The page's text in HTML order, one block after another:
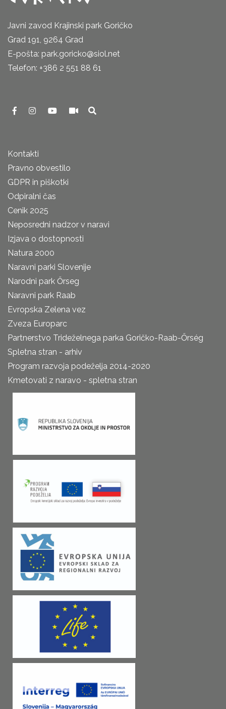
Javni zavod Krajinski park Goričko
Grad 191, 9264 Grad
E-pošta: park.goricko@siol.net
Telefon: +386 2 551 88 61
Kontakti
Pravno obvestilo
GDPR in piškotki
Odpiralni čas
Cenik 2025
Neposredni nadzor v naravi
Izjava o dostopnosti
Natura 2000
Naravni parki Slovenije
Narodni park Őrseg
Naravni park Raab
Evropska Zelena vez
Zveza Europarc
Partnerstvo Trideželnega parka Goričko-Raab-Őrség
Spletna stran - arhiv
Program razvoja podeželja 2014-2020
Kmetovati z naravo - spletna stran